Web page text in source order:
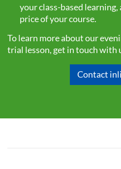
your class-based
price of your course.
To learn more about our
trial lesson, get in touch with
Contact